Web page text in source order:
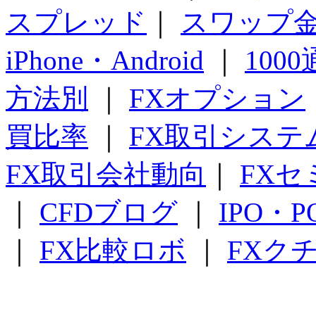
スプレッド
スワップ
iPhone・Android
1000
方法別
FXオプション
買比率
FX取引システ
FX取引会社動向
FXセ
CFDブログ
IPO・
FX比較ロボ FXク